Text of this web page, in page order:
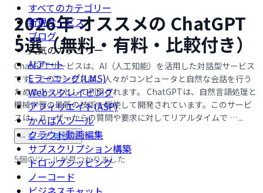
すべてのカテゴリー
新規サービス
ブログ
人気のカテゴリー
AIアート
Eラーニング(LMS)
Webスクレイピング
アフィリエイト(ASP)
かんばんツール
クラウド動画編集
サブスクリプション構築
ドロップシッピング
ノーコード
2026年 オススメの ChatGPT
5選（無料・有料・比較付き）
ChatGPTサービスは、AI（人工知能）を活用した対話型サービス
です。このサービスは、人々がコンピュータと自然な会話を行う
ためのツールとして利用されます。 ChatGPTは、自然言語処理と
機械学習の最新の技術を駆使して開発されています。このサービ
スは、ユーザーからの質問や要求に対してリアルタイムで …...
-- もっと見る --
5個のツールが見つかりました